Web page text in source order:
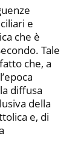
e
che è
Tale
che, a
diffusa
della
e, di